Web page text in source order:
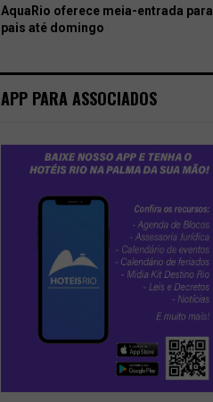
AquaRio oferece meia-entrada para
pais até domingo
APP PARA ASSOCIADOS